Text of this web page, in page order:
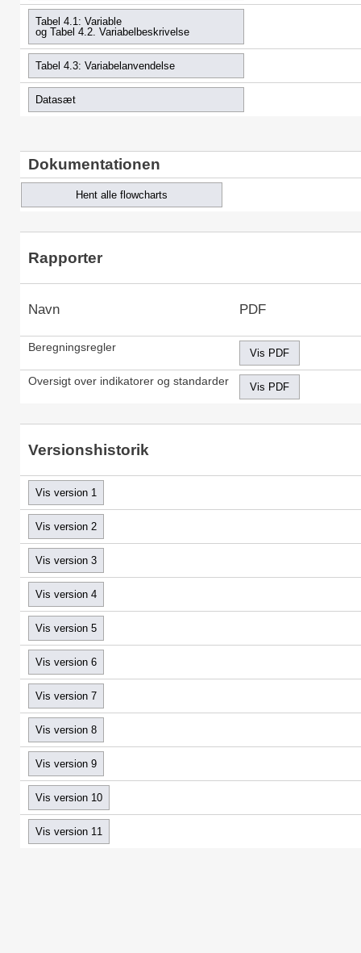
Tabel 4.1: Variable
og Tabel 4.2. Variabelbeskrivelse
Tabel 4.3: Variabelanvendelse
Datasæt
Dokumentationen
Rapporter
Navn PDF
Beregningsregler
Oversigt over indikatorer og standarder
Versionshistorik